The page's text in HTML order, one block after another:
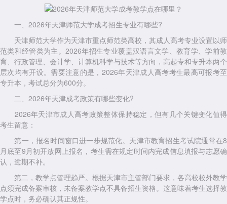
一、2026年天津师范大学成考招生专业有哪些?
天津师范大学作为天津市重点师范类高校，其成人高考专业设置以师
范类和经管类为主。2026年招生专业覆盖汉语言文学、教育学、学前教
育、行政管理、会计学、计算机科学与技术等方向，高起专和专升本两个
层次均有开设。需要注意的是，2026年天津成人高考考生最高可报考至
专升本，考试总分为600分。
二、2026年天津成考政策有哪些变化?
2026年天津市成人高考政策整体保持稳定，但有几个关键变化值得
考生留意：
第一，报名时间窗口进一步规范化。天津市教育招生考试院通常在8
月底至9月初开放网上报名，考生需在规定时间内完成信息填报与志愿确
认，逾期不补。
第二，教学点管理趋严。根据天津市主管部门要求，各高校校外教学
点须完成备案审核，未备案教学点不具备招生资格。这意味着考生选择教
学点时，务必确认其正规性。